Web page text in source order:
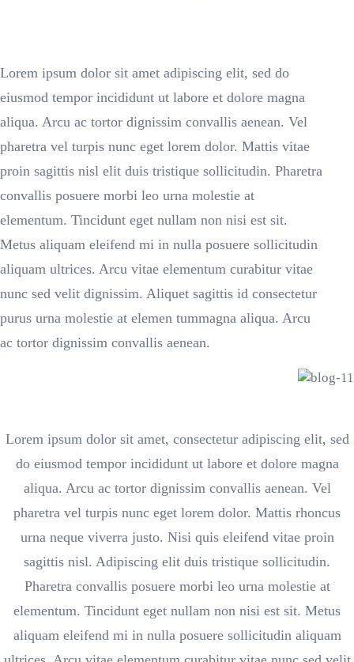
Lorem ipsum dolor sit amet adipiscing elit, sed do
eiusmod tempor incididunt ut labore et dolore magna
aliqua. Arcu ac tortor dignissim convallis aenean. Vel
pharetra vel turpis nunc eget lorem dolor. Mattis vitae
proin sagittis nisl elit duis tristique sollicitudin. Pharetra
convallis posuere morbi leo urna molestie at
elementum. Tincidunt eget nullam non nisi est sit.
Metus aliquam eleifend mi in nulla posuere sollicitudin
aliquam ultrices. Arcu vitae elementum curabitur vitae
nunc sed velit dignissim. Aliquet sagittis id consectetur
purus urna molestie at elemen tummagna aliqua. Arcu
ac tortor dignissim convallis aenean.
Lorem ipsum dolor sit amet, consectetur adipiscing elit, sed
do eiusmod tempor incididunt ut labore et dolore magna
aliqua. Arcu ac tortor dignissim convallis aenean. Vel
pharetra vel turpis nunc eget lorem dolor. Mattis rhoncus
urna neque viverra justo. Nisi quis eleifend vitae proin
sagittis nisl. Adipiscing elit duis tristique sollicitudin.
Pharetra convallis posuere morbi leo urna molestie at
elementum. Tincidunt eget nullam non nisi est sit. Metus
aliquam eleifend mi in nulla posuere sollicitudin aliquam